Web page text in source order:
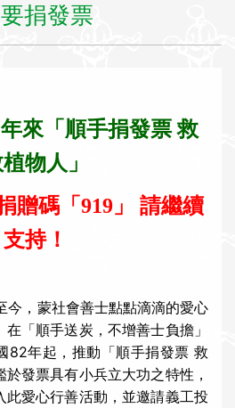
i
捐發票
來「順手捐發票 救
物人」
贈碼「919」 請繼續
支持！
今，蒙社會善士點點滴滴的愛心
「順手送炭，不增善士負擔」
82年起，推動「順手捐發票 救
發票具有小兵立大功之特性，
此愛心行善活動，並邀請義工投